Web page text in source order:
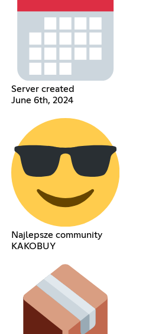
Server created
June 6th, 2024
Najlepsze community
KAKOBUY